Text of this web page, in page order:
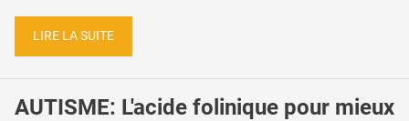
LIRE LA SUITE
AUTISME: L'acide folinique pour mieux